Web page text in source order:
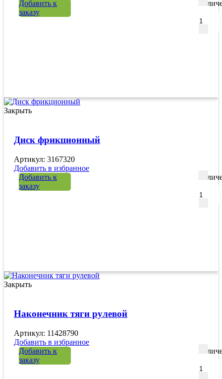
Добавить к
заказу
Закрыть
Диск фрикционный
Артикул: 3167320
Добавить в избранное
Добавить к
заказу
Закрыть
Наконечник тяги рулевой
Артикул: 11428790
Добавить в избранное
Добавить к
заказу